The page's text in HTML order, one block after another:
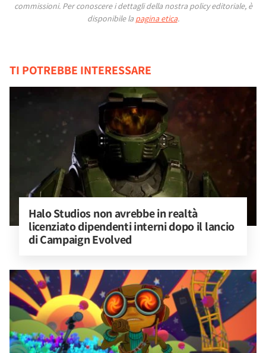
commissioni. Per conoscere i dettagli della nostra policy editoriale, è
disponibile la pagina etica.
TI POTREBBE INTERESSARE
Halo Studios non avrebbe in realtà
licenziato dipendenti interni dopo il lancio
di Campaign Evolved